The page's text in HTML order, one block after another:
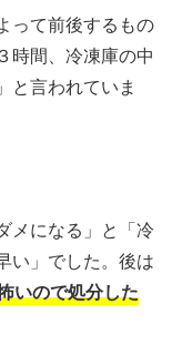
って前後するもの
時間、冷凍庫の中
と言われていま
メになる」と「冷
い」でした。後は
いので処分した